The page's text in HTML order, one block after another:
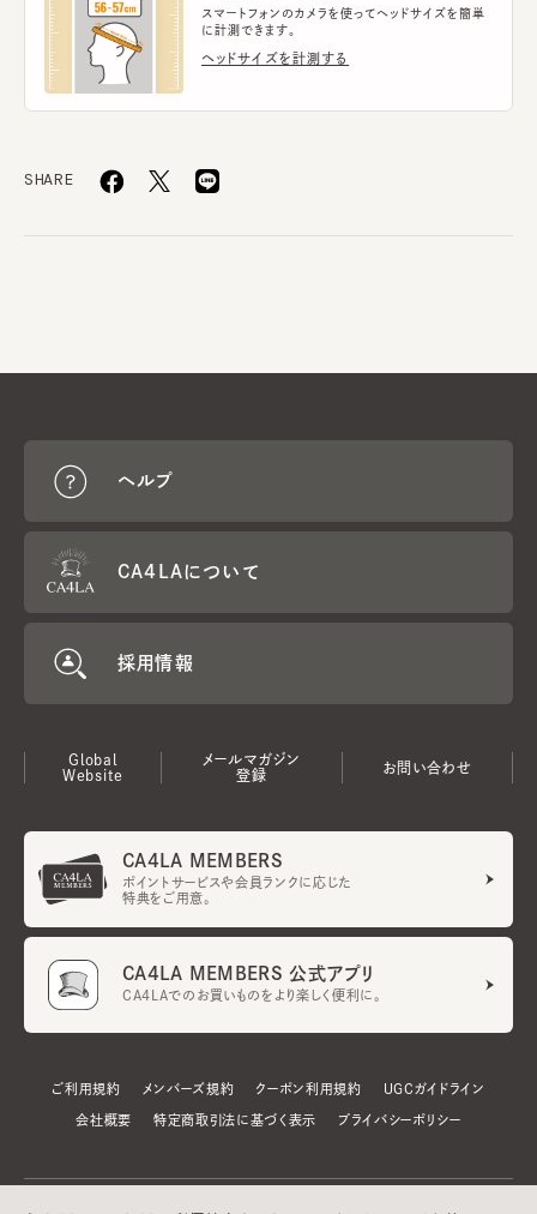
スマートフォンのカメラを使ってヘッドサイズを簡単
に計測できます。
ヘッドサイズを計測する
SHARE
ヘルプ
CA4LAについて
採用情報
Global
Website
メールマガジン
登録
お問い合わせ
CA4LA MEMBERS
ポイントサービスや会員ランクに応じた
特典をご用意。
CA4LA MEMBERS 公式アプリ
CA4LAでのお買いものをより楽しく便利に。
ご利用規約 メンバーズ規約 クーポン利用規約 UGCガイドライン
会社概要 特定商取引法に基づく表示 プライバシーポリシー